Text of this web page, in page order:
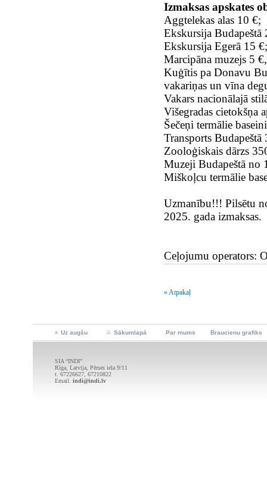
Izmaksas apskates
Aggtelekas alas 10 €;
Ekskursija
Ekskursija Egerā 15
Marcipāna muzejs 5
Kuģītis pa Donavu
vakariņas un vīna
Vakars nacionālajā
Višegradas cietokšņa
Šečeņi termālie
Transports
Zooloģiskais dārzs
Muzeji Budapeštā
Miškoļcu termālie
Uzmanību!!! Pilsētu
2025. gada izmaksas.
Ceļojumu operators:
« Atpakaļ
Uz augšu Sākumlapā Par mums Braucienu grafiks
SIA “INDI”
Rīga, Latvija, Pērses iela 9/11
t. 67226627, 67210822
Email: indi@indi.lv